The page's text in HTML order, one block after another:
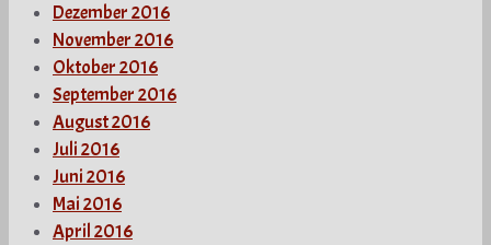
Dezember 2016
November 2016
Oktober 2016
September 2016
August 2016
Juli 2016
Juni 2016
Mai 2016
April 2016